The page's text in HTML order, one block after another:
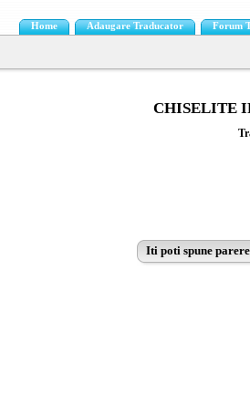
Home Adaugare Traducator Forum
CHISELITE
Iti poti spune